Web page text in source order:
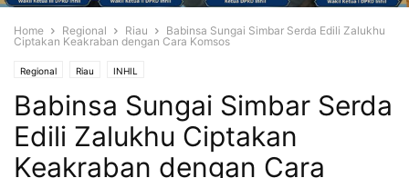
Home Regional Riau
Babinsa Sungai Simbar Serda Edili Zalukhu
Ciptakan Keakraban dengan Cara Komsos
Regional Riau INHIL
Babinsa Sungai Simbar Serda
Edili Zalukhu Ciptakan
Keakraban dengan Cara